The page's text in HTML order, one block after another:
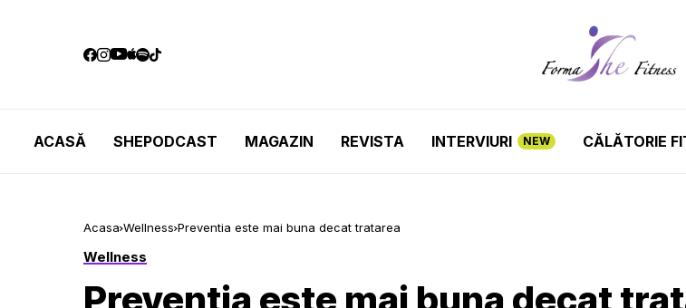
ACASĂ SHEPODCAST MAGAZIN REVISTA INTERVIURI NEW CĂLĂTORIE
Acasa Wellness Preventia este mai buna decat tratarea
Wellness